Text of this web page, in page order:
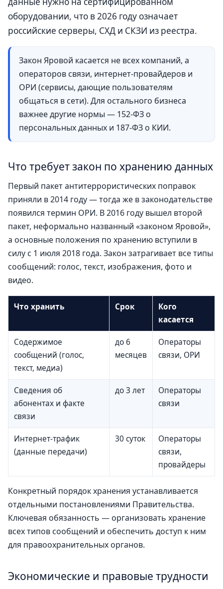
оборудовании, что в 2026 году означает
российские серверы, СХД и СКЗИ из реестра.
Закон Яровой касается не всех компаний, а
операторов связи, интернет-провайдеров и
ОРИ (сервисы, дающие пользователям
общаться в сети). Для остального бизнеса
важнее другие нормы — 152-ФЗ о
персональных данных и 187-ФЗ о КИИ.
Что требует закон по хранению данных
Первый пакет антитеррористических поправок
приняли в 2014 году — тогда же в законодательстве
появился термин ОРИ. В 2016 году вышел второй
пакет, неформально названный «законом Яровой»,
а основные положения по хранению вступили в
силу с 1 июля 2018 года. Закон затрагивает все типы
сообщений: голос, текст, изображения, фото и
видео.
Что хранить Срок
Кого
касается
Содержимое
сообщений (голос,
текст, медиа)
до 6
месяцев
Операторы
связи, ОРИ
Сведения об
абонентах и факте
связи
до 3 лет
Операторы
связи
Интернет-трафик
(данные передачи)
30 суток
Операторы
связи,
провайдеры
Конкретный порядок хранения устанавливается
отдельными постановлениями Правительства.
Ключевая обязанность — организовать хранение
всех типов сообщений и обеспечить доступ к ним
для правоохранительных органов.
Экономические и правовые трудности